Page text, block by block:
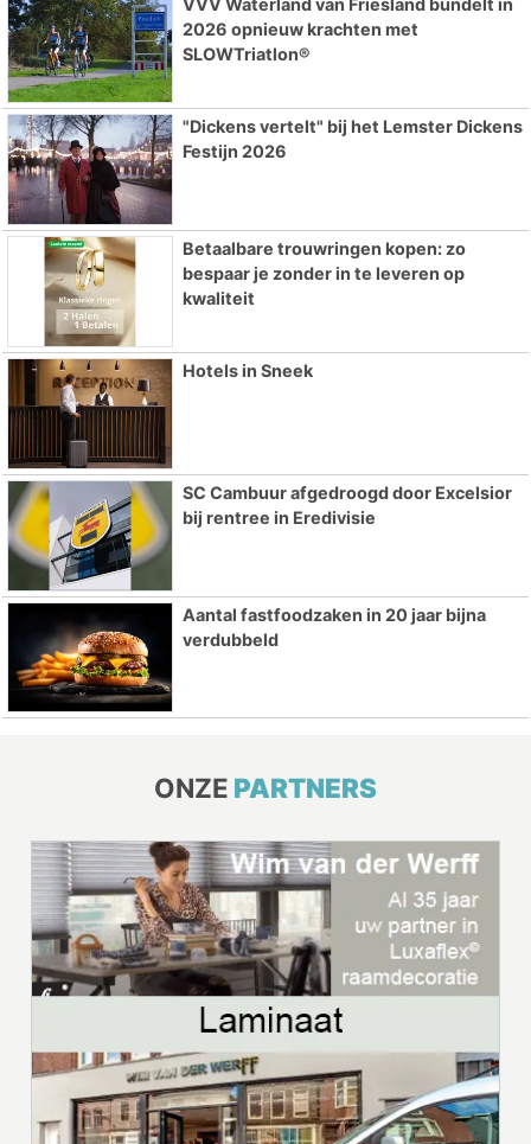
VVV Waterland van Friesland bundelt in
2026 opnieuw krachten met
SLOWTriatlon®
"Dickens vertelt" bij het Lemster Dickens
Festijn 2026
Betaalbare trouwringen kopen: zo
bespaar je zonder in te leveren op
kwaliteit
Hotels in Sneek
SC Cambuur afgedroogd door Excelsior
bij rentree in Eredivisie
Aantal fastfoodzaken in 20 jaar bijna
verdubbeld
ONZE PARTNERS